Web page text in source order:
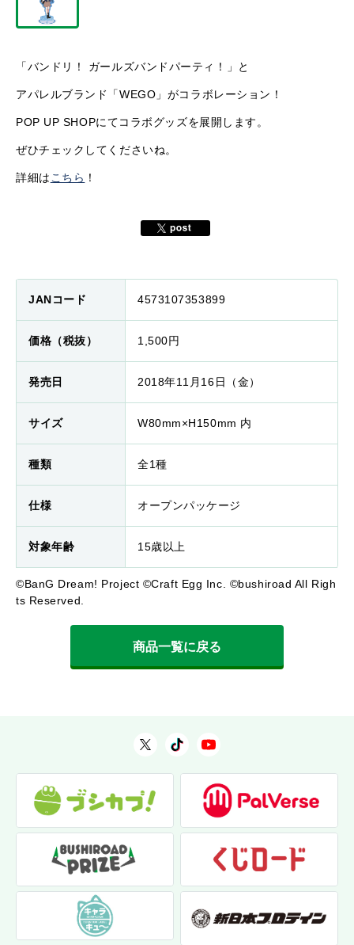
「バンドリ！ ガールズバンドパーティ！」と
アパレルブランド「WEGO」がコラボレーション！
POP UP SHOPにてコラボグッズを展開します。
ぜひチェックしてくださいね。
詳細は こちら ！
JANコード 4573107353899
価格（税抜） 1,500円
発売日 2018年11月16日（金）
サイズ W80mm×H150mm 内
種類 全1種
仕様 オープンパッケージ
対象年齢 15歳以上
©BanG Dream! Project ©Craft Egg Inc. ©bushiroad All Righ
ts Reserved.
商品一覧に戻る